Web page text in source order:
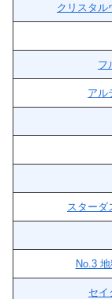
クリスタル
フ
アル
スターダ
No.3
セイ